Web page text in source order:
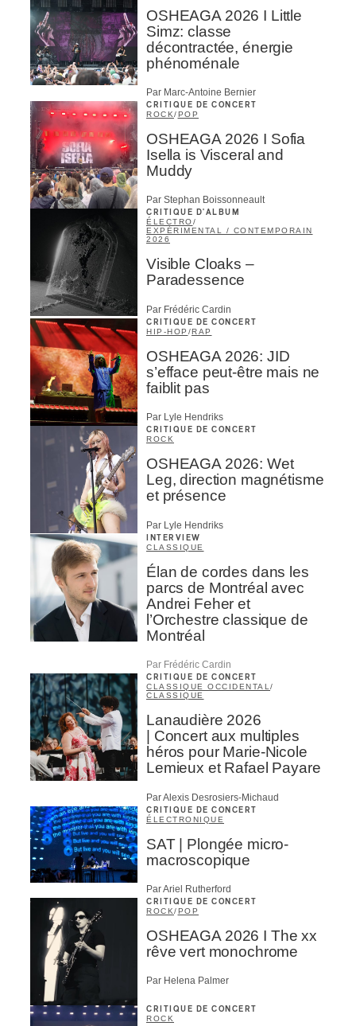
OSHEAGA 2026 I Little
Simz: classe
décontractée, énergie
phénoménale
Par Marc-Antoine Bernier
CRITIQUE DE CONCERT
ROCK/POP
OSHEAGA 2026 I Sofia
Isella is Visceral and
Muddy
Par Stephan Boissonneault
CRITIQUE D'ALBUM
ÉLECTRO/
EXPÉRIMENTAL / CONTEMPORAIN
2026
Visible Cloaks –
Paradessence
Par Frédéric Cardin
CRITIQUE DE CONCERT
HIP-HOP /RAP
OSHEAGA 2026: JID
s’efface peut-être mais ne
faiblit pas
Par Lyle Hendriks
CRITIQUE DE CONCERT
ROCK
OSHEAGA 2026: Wet
Leg, direction magnétisme
et présence
Par Lyle Hendriks
INTERVIEW
CLASSIQUE
Élan de cordes dans les
parcs de Montréal avec
Andrei Feher et
l’Orchestre classique de
Montréal
Par Frédéric Cardin
CRITIQUE DE CONCERT
CLASSIQUE OCCIDENTAL /
CLASSIQUE
Lanaudière 2026
| Concert aux multiples
héros pour Marie-Nicole
Lemieux et Rafael Payare
Par Alexis Desrosiers-Michaud
CRITIQUE DE CONCERT
ÉLECTRONIQUE
SAT | Plongée micro-
macroscopique
Par Ariel Rutherford
CRITIQUE DE CONCERT
ROCK/POP
OSHEAGA 2026 I The xx
rêve vert monochrome
Par Helena Palmer
CRITIQUE DE CONCERT
ROCK